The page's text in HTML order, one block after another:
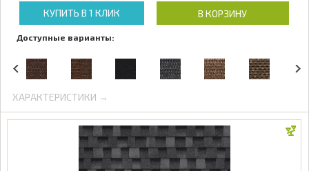
КУПИТЬ В 1 КЛИК В КОРЗИНУ
Доступные варианты:
ХАРАКТЕРИСТИКИ →